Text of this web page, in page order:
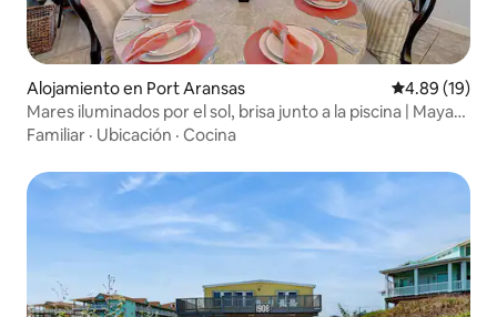
Alojamiento en Port Aransas Calificación
4.89 (19)
Mares iluminados por el sol, brisa junto a la piscina | Mayan
Princess 305
Familiar · Ubicación · Cocina